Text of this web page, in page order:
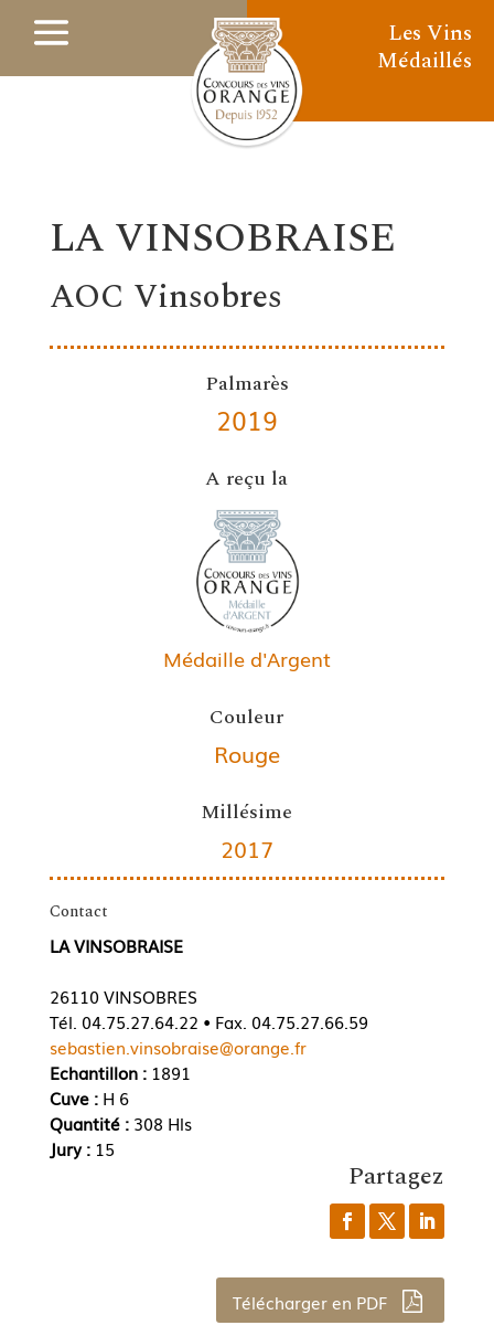
Les Vins
Médaillés
LA VINSOBRAISE
AOC Vinsobres
Palmarès
2019
A reçu la
Médaille d'Argent
Couleur
Rouge
Millésime
2017
Contact
LA VINSOBRAISE
26110 VINSOBRES
Tél. 04.75.27.64.22 • Fax. 04.75.27.66.59
sebastien.vinsobraise@orange.fr
Echantillon :1891
Cuve : H 6
Quantité : 308 Hls
Jury : 15
Partagez
Télécharger en PDF